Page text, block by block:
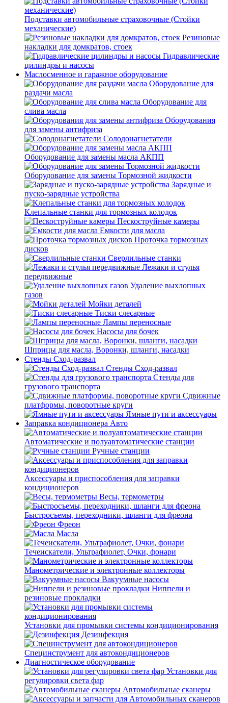
Подставки автомобильные страховочные (Стойки
механические)
Резиновые
накладки для домкратов, стоек
Гидравлические
цилиндры и насосы
Маслосменное и гаражное оборудование
Оборудование для
раздачи масла
Оборудование для
слива масла
Оборудования
для замены антифриза
Солодонагнетатели
Оборудование для замены масла АКПП
Оборудование для замены Тормозной жидкости
Зарядные и
пуско-зарядные устройства
Клепальные станки для тормозных колодок
Пескоструйные камеры
Емкости для масла
Проточка тормозных
дисков
Сверлильные станки
Лежаки и стулья
передвижные
Удаление выхлопных
газов
Мойки деталей
Тиски слесарные
Лампы переносные
Насосы для бочек
Шприцы для масла, Воронки, шланги, насадки
Стенды Сход-развал
Стенды Сход-развал
Стенды для
грузового транспорта
Сдвижные
платформы, поворотные круги
Ямные пути и аксессуары
Заправка кондиционера Авто
Автоматические и полуавтоматические станции
Ручные станции
Аксессуары и приспособления для заправки
кондиционеров
Весы, термометры
Быстросъемы, переходники, шланги для фреона
Фреон
Масла
Течеискатели, Ультрафиолет, Очки, фонари
Манометрические и электронные коллекторы
Вакуумные насосы
Ниппели и
резиновые прокладки
Установки для промывки системы кондиционирования
Дезинфекция
Специнструмент для автокондиционеров
Диагностическое оборудование
Установки для
регулировки света фар
Автомобильные сканеры